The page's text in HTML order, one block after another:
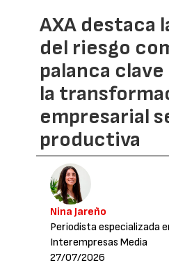
AXA destaca
del riesgo
palanca clave
la
empresarial
productiva
Nina Jareño
Periodista especializada
Interempresas Media
27/07/2026